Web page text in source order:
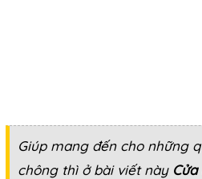
Giúp mang đến cho những
chông thì ở bài viết này